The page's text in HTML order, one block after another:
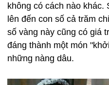
không có cách nào khác.
lên đến con số cả trăm
số vàng này cũng có giá
đáng thành một món
những nàng dâu.